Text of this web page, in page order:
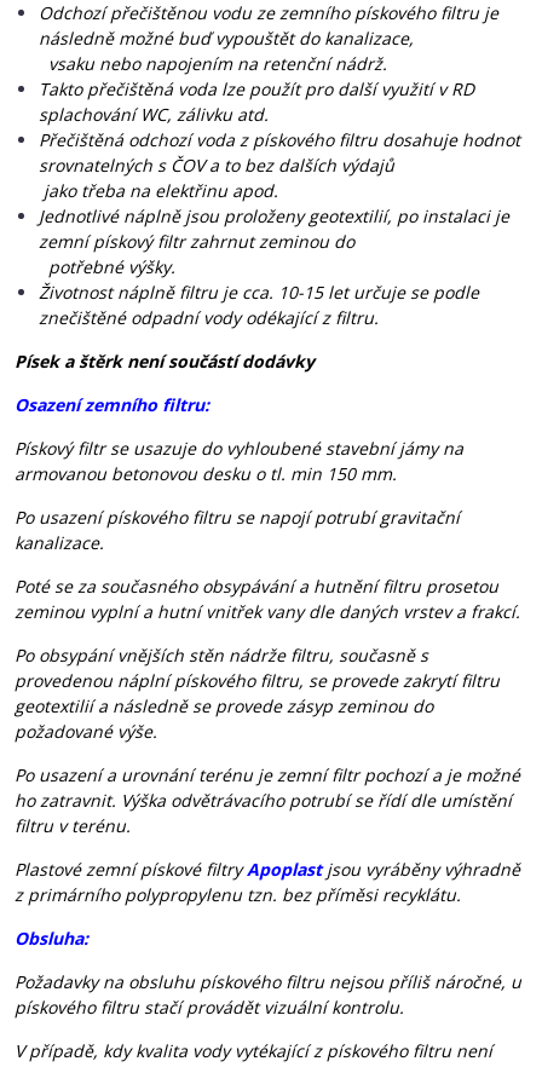
Odchozí přečištěnou vodu ze zemního pískového filtru je
následně možné buď vypouštět do kanalizace,
vsaku nebo napojením na retenční nádrž.
Takto přečištěná voda lze použít pro další využití v RD
splachování WC, zálivku atd.
Přečištěná odchozí voda z pískového filtru dosahuje hodnot
srovnatelných s ČOV a to bez dalších výdajů
jako třeba na elektřinu apod.
Jednotlivé náplně jsou proloženy geotextilií, po instalaci je
zemní pískový filtr zahrnut zeminou do
potřebné výšky.
Životnost náplně filtru je cca. 10-15 let určuje se podle
znečištěné odpadní vody odékající z filtru.
Písek a štěrk není součástí dodávky
Osazení zemního filtru:
Pískový filtr se usazuje do vyhloubené stavební jámy na
armovanou betonovou desku o tl. min 150 mm.
Po usazení pískového filtru se napojí potrubí gravitační
kanalizace.
Poté se za současného obsypávání a hutnění filtru prosetou
zeminou vyplní a hutní vnitřek vany dle daných vrstev a frakcí.
Po obsypání vnějších stěn nádrže filtru, současně s
provedenou náplní pískového filtru, se provede zakrytí filtru
geotextilií a následně se provede zásyp zeminou do
požadované výše.
Po usazení a urovnání terénu je zemní filtr pochozí a je možné
ho zatravnit. Výška odvětrávacího potrubí se řídí dle umístění
filtru v terénu.
Plastové zemní pískové filtry Apoplast jsou vyráběny výhradně
z primárního polypropylenu tzn. bez příměsi recyklátu.
Obsluha:
Požadavky na obsluhu pískového filtru nejsou příliš náročné, u
pískového filtru stačí provádět vizuální kontrolu.
V případě, kdy kvalita vody vytékající z pískového filtru není